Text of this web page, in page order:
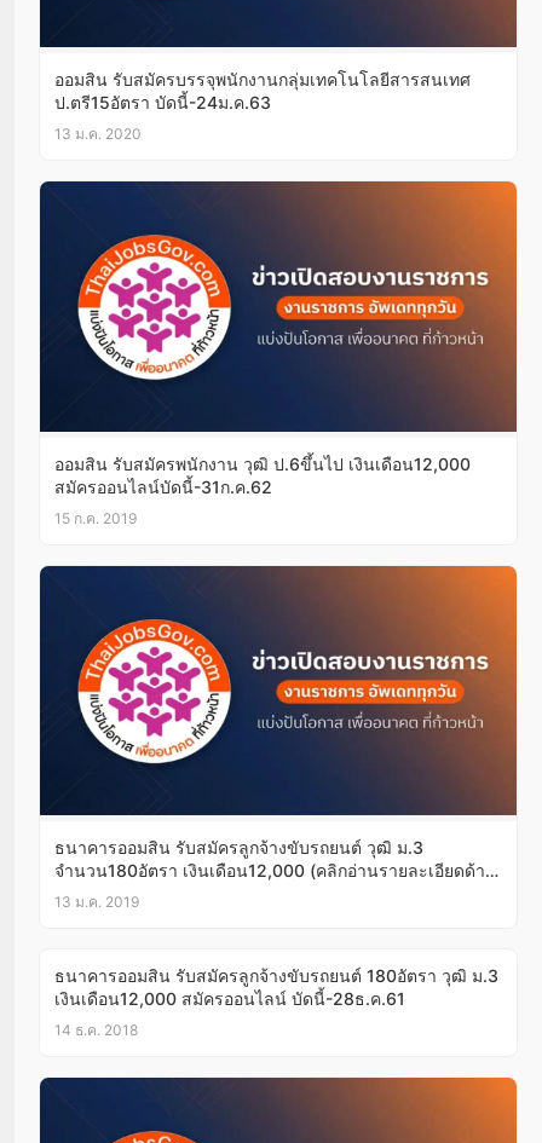
ออมสิน รับสมัครบรรจุพนักงานกลุ่มเทคโนโลยีสารสนเทศ
ป.ตรี15อัตรา บัดนี้-24ม.ค.63
13 ม.ค. 2020
ออมสิน รับสมัครพนักงาน วุฒิ ป.6ขึ้นไป เงินเดือน12,000
สมัครออนไลน์บัดนี้-31ก.ค.62
15 ก.ค. 2019
ธนาคารออมสิน รับสมัครลูกจ้างขับรถยนต์ วุฒิ ม.3
จำนวน180อัตรา เงินเดือน12,000 (คลิกอ่านรายละเอียดด้าน
ใน)
13 ม.ค. 2019
ธนาคารออมสิน รับสมัครลูกจ้างขับรถยนต์ 180อัตรา วุฒิ ม.3
เงินเดือน12,000 สมัครออนไลน์ บัดนี้-28ธ.ค.61
14 ธ.ค. 2018